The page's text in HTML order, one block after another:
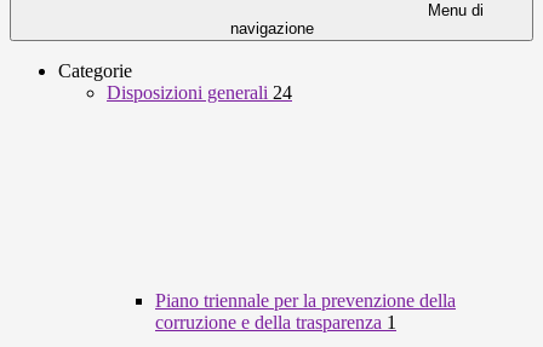
Menu di
navigazione
Categorie
Disposizioni generali 24
Piano triennale per la prevenzione della
corruzione e della trasparenza 1